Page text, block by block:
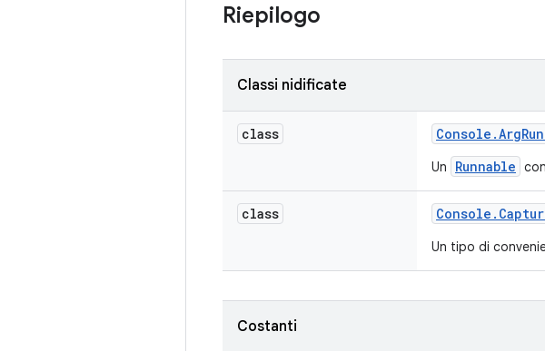
Riepilogo
Classi nidificate
class Console .Arg
Un Runnable
class Console .
Un tipo di
Costanti